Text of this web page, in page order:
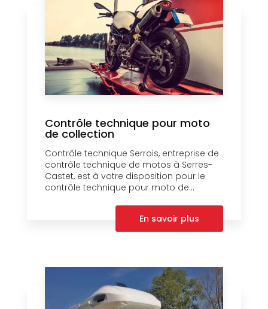
Contrôle technique pour moto
de collection
Contrôle technique Serrois, entreprise de
contrôle technique de motos à Serres-
Castet, est à votre disposition pour le
contrôle technique pour moto de...
En savoir plus